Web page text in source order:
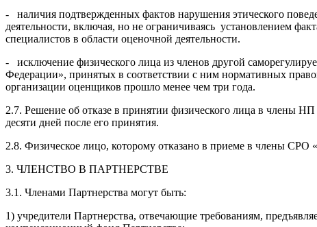
- наличия подтвержденных фактов нарушения этического
деятельности, включая, но не ограничиваясь установлением
специалистов в области оценочной деятельности.
- исключение физического лица из членов другой
Федерации», принятых в соответствии с ним нормативных
организации оценщиков прошло менее чем три года.
2.7. Решение об отказе в принятии физического лица в члены
десяти дней после его принятия.
2.8. Физическое лицо, которому отказано в приеме в члены СРО
3. ЧЛЕНСТВО В ПАРТНЕРСТВЕ
3.1. Членами Партнерства могут быть:
1) учредители Партнерства, отвечающие требованиям,